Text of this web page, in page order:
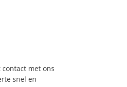
met ons
snel en